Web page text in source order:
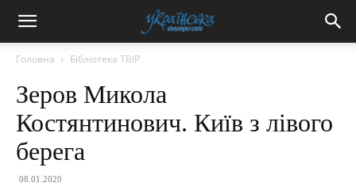
Головна Бібліотека ТВІР
Зеров Микола
Костянтинович. Київ з лівого
берега
08.01.2020